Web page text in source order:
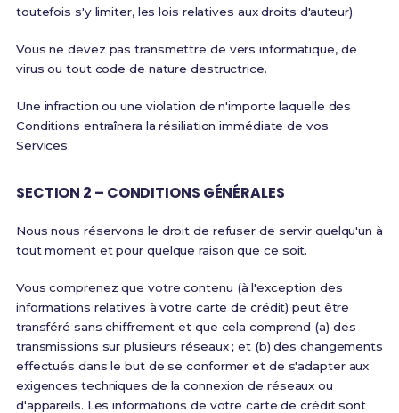
toutefois s'y limiter, les lois relatives aux droits d'auteur).
Vous ne devez pas transmettre de vers informatique, de
virus ou tout code de nature destructrice.
Une infraction ou une violation de n'importe laquelle des
Conditions entraînera la résiliation immédiate de vos
Services.
SECTION 2 – CONDITIONS GÉNÉRALES
Nous nous réservons le droit de refuser de servir quelqu'un à
tout moment et pour quelque raison que ce soit.
Vous comprenez que votre contenu (à l'exception des
informations relatives à votre carte de crédit) peut être
transféré sans chiffrement et que cela comprend (a) des
transmissions sur plusieurs réseaux ; et (b) des changements
effectués dans le but de se conformer et de s'adapter aux
exigences techniques de la connexion de réseaux ou
d'appareils. Les informations de votre carte de crédit sont